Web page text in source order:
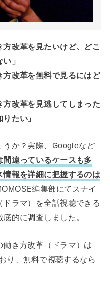
方改革を見たいけど、どこ
」
方改革を無料で見るにはど
方改革を見逃してしまった
たい」
うか？実際、Googleなど
間違っているケースも多
情報を詳細に把握するのは
編集部にてスナイ
ラマ）を全話視聴できる
的に調査しました。
き方改革（ドラマ）は
り、無料で視聴するなら